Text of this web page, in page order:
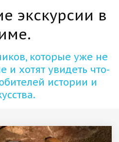
экскурсии в
которые уже не
и хотят увидеть что-
истории и